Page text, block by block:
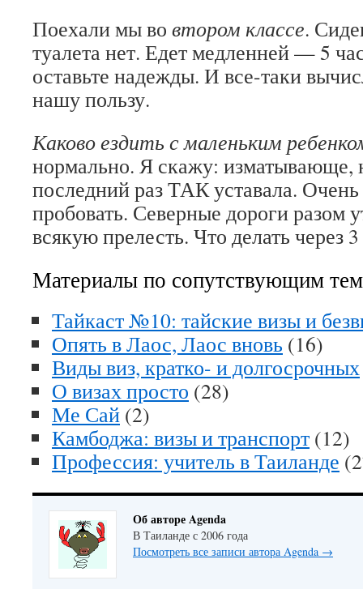
Поехали мы во втором классе.
туалета нет. Едет медленней — 5
оставьте надежды. И все-таки
нашу пользу.
Каково ездить с маленьким
нормально. Я скажу: изматывающе,
последний раз ТАК уставала.
пробовать. Северные дороги разом
всякую прелесть. Что делать
Материалы по сопутствующим
Тайкаст №10: тайские визы и
Опять в Лаос, Лаос вновь (16)
Виды виз, кратко- и долгосрочных
О визах просто (28)
Ме Сай (2)
Камбоджа: визы и транспорт (12)
Профессия: учитель в Таиланде
Об авторе Agenda
В Таиланде с 2006 года
Посмотреть все записи автора Agenda →